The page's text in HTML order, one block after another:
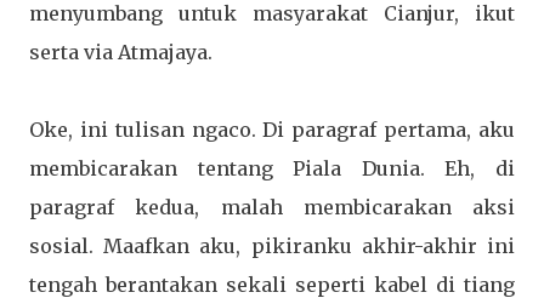
menyumbang untuk masyarakat Cianjur, ikut
serta via Atmajaya.
Oke, ini tulisan ngaco. Di paragraf pertama, aku
membicarakan tentang Piala Dunia. Eh, di
paragraf kedua, malah membicarakan aksi
sosial. Maafkan aku, pikiranku akhir-akhir ini
tengah berantakan sekali seperti kabel di tiang